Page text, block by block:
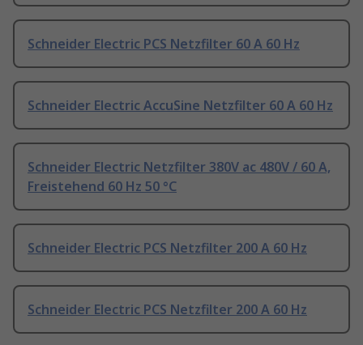
Schneider Electric PCS Netzfilter 60 A 60 Hz
Schneider Electric AccuSine Netzfilter 60 A 60 Hz
Schneider Electric Netzfilter 380V ac 480V / 60 A,
Freistehend 60 Hz 50 °C
Schneider Electric PCS Netzfilter 200 A 60 Hz
Schneider Electric PCS Netzfilter 200 A 60 Hz